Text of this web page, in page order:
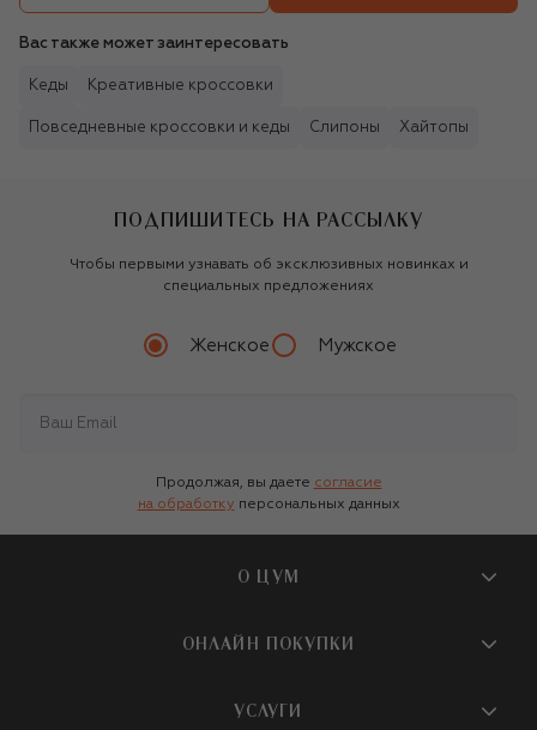
Вас также может заинтересовать
Кеды Креативные кроссовки
Повседневные кроссовки и кеды Слипоны Хайтопы
ПОДПИШИТЕСЬ НА РАССЫЛКУ
Чтобы первыми узнавать об эксклюзивных новинках и
специальных предложениях
Женское Мужское
Продолжая, вы даете согласие
на обработку персональных данных
О ЦУМ
О магазине
Бутики и ПВЗ ЦУМ
ОНЛАЙН ПОКУПКИ
УСЛУГИ